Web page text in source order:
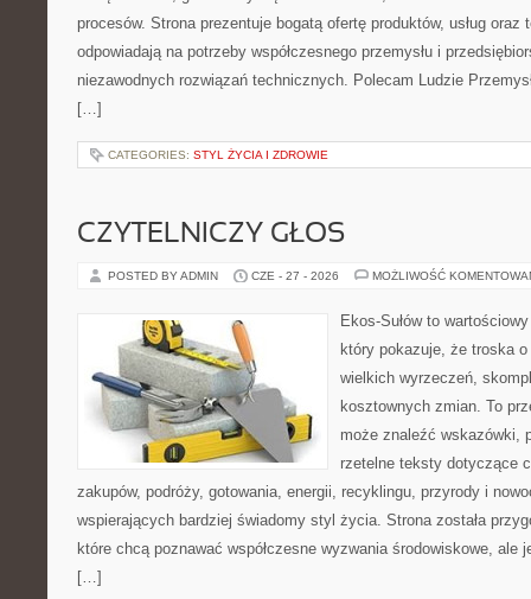
procesów. Strona prezentuje bogatą ofertę produktów, usług oraz
odpowiadają na potrzeby współczesnego przemysłu i
niezawodnych rozwiązań technicznych. Polecam Ludzie
[…]
CATEGORIES: STYL ŻYCIA I ZDROWIE
CZYTELNICZY GŁOS
POSTED BY ADMIN CZE - 27 - 2026 MOŻLIWOŚĆ
Ekos-Sułów to
który pokazuje, że troska
wielkich wyrzeczeń,
kosztownych zmian. To
może znaleźć wskazówki,
rzetelne teksty dotyczące
zakupów, podróży, gotowania, energii, recyklingu, przyrody i
wspierających bardziej świadomy styl życia. Strona została
które chcą poznawać współczesne wyzwania środowiskowe, ale
[…]